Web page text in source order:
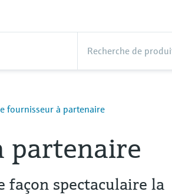
fournisseur à partenaire
partenaire
façon spectaculaire la